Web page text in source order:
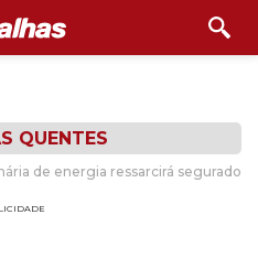
QUENTES
de energia ressarcirá